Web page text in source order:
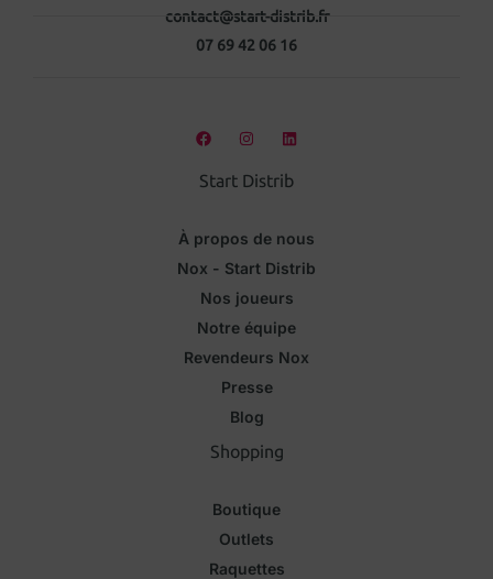
contact@start-distrib.fr
07 69 42 06 16
Start Distrib
À propos de nous
Nox - Start Distrib
Nos joueurs
Notre équipe
Revendeurs Nox
Presse
Blog
Shopping
Boutique
Outlets
Raquettes